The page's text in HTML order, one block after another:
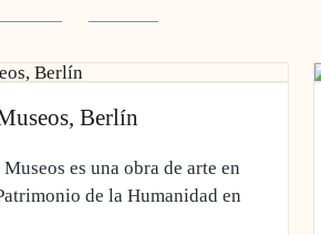
Berlín
es una obra de arte en
de la Humanidad en